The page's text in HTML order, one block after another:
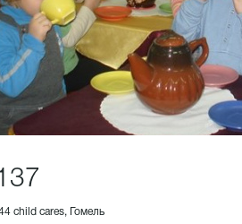
child cares, Гомель